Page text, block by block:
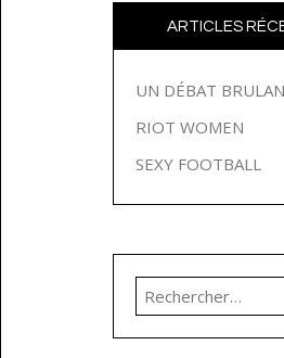
ARTICLES
UN DÉBAT
RIOT WOMEN
SEXY FOOTBALL
Rechercher :